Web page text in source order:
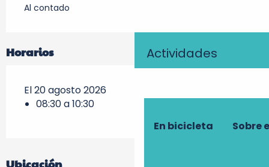
Actividades
En bicicleta Sobre
Al contado
Horarios
El 20 agosto 2026
08:30 a 10:30
Ubicación